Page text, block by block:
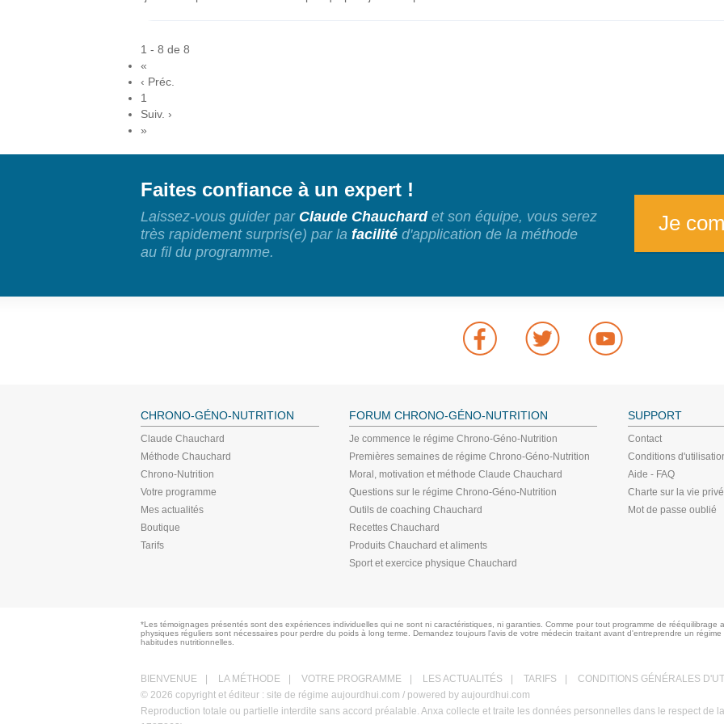
1 - 8 de 8
«
‹ Préc.
1
Suiv. ›
»
Faites confiance à un expert !
Laissez-vous guider par Claude Chauchardet son équipe, vous serez
très rapidement surpris(e) par la facilité d'application de la méthode
au fil du programme.
Je
CHRONO-GÉNO-NUTRITION
Claude Chauchard
Méthode Chauchard
Chrono-Nutrition
Votre programme
Mes actualités
Boutique
Tarifs
FORUM CHRONO-GÉNO-NUTRITION
Je commence le régime Chrono-Géno-Nutrition
Premières semaines de régime Chrono-Géno-Nutrition
Moral, motivation et méthode Claude Chauchard
Questions sur le régime Chrono-Géno-Nutrition
Outils de coaching Chauchard
Recettes Chauchard
Produits Chauchard et aliments
Sport et exercice physique Chauchard
SUPPORT
Contact
Conditions
Aide - FAQ
Charte sur la vie
Mot de passe oublié
*Les témoignages présentés sont des expériences individuelles qui ne sont ni caractéristiques, ni garanties. Comme pour tout programme de rééquilibrage
physiques réguliers sont nécessaires pour perdre du poids à long terme. Demandez toujours l'avis de votre médecin traitant avant d'entreprendre un
habitudes nutritionnelles.
BIENVENUE LA MÉTHODE VOTRE PROGRAMME LES ACTUALITÉS TARIFS CONDITIONS GÉNÉRALES
© 2026 copyright et éditeur : site de régime aujourdhui.com / powered by aujourdhui.com
Reproduction totale ou partielle interdite sans accord préalable. Anxa collecte et traite les données personnelles dans le respect de